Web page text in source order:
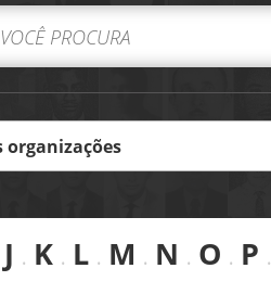
J . K . L . M . N . O . P .